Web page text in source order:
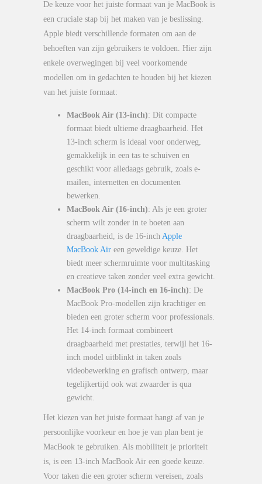
De keuze voor het juiste formaat van je MacBook is
een cruciale stap bij het maken van je beslissing.
Apple biedt verschillende formaten om aan de
behoeften van zijn gebruikers te voldoen. Hier zijn
enkele overwegingen bij veel voorkomende
modellen om in gedachten te houden bij het kiezen
van het juiste formaat:
MacBook Air (13-inch): Dit compacte
formaat biedt ultieme draagbaarheid. Het
13-inch scherm is ideaal voor onderweg,
gemakkelijk in een tas te schuiven en
geschikt voor alledaags gebruik, zoals e-
mailen, internetten en documenten
bewerken.
MacBook Air (16-inch): Als je een groter
scherm wilt zonder in te boeten aan
draagbaarheid, is de 16-inch Apple
MacBook Air een geweldige keuze. Het
biedt meer schermruimte voor multitasking
en creatieve taken zonder veel extra gewicht.
MacBook Pro (14-inch en 16-inch): De
MacBook Pro-modellen zijn krachtiger en
bieden een groter scherm voor professionals.
Het 14-inch formaat combineert
draagbaarheid met prestaties, terwijl het 16-
inch model uitblinkt in taken zoals
videobewerking en grafisch ontwerp, maar
tegelijkertijd ook wat zwaarder is qua
gewicht.
Het kiezen van het juiste formaat hangt af van je
persoonlijke voorkeur en hoe je van plan bent je
MacBook te gebruiken. Als mobiliteit je prioriteit
is, is een 13-inch MacBook Air een goede keuze.
Voor taken die een groter scherm vereisen, zoals